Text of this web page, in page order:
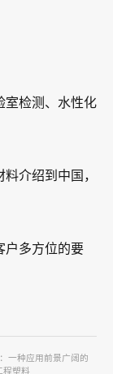
室检测、水性化
介绍到中国，
户多方位的要
一种应用前景广阔的
程塑料